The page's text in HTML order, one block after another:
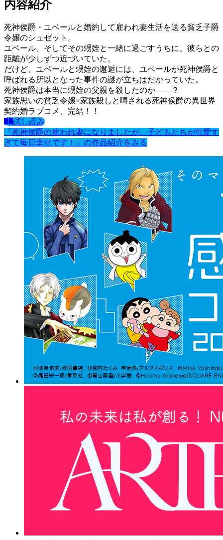
内容紹介
死神侯爵・ユベールと婚約して雇われ妻生活を送る貧乏子爵
令嬢のシュゼット。
ユベール、そしてその甥姪と一緒に過ごすうちに、彼らとの
距離が少しずつ近づいていた。
だけど、ユベールと甥姪の邂逅には、ユベールが死神侯爵と
呼ばれる所以となった事件の謎が立ちはだかっていた。
死神侯爵は本当に甥姪の父親を殺したのか――？
家族思いの貧乏令嬢×家族殺しと噂される死神侯爵の異世界
契約婚ラブコメ、完結！！
試し読み
『死神侯爵の雇われ妻になりましたが、子どもたちが可愛す
ぎて毎日幸せです！』の作品紹介をみる